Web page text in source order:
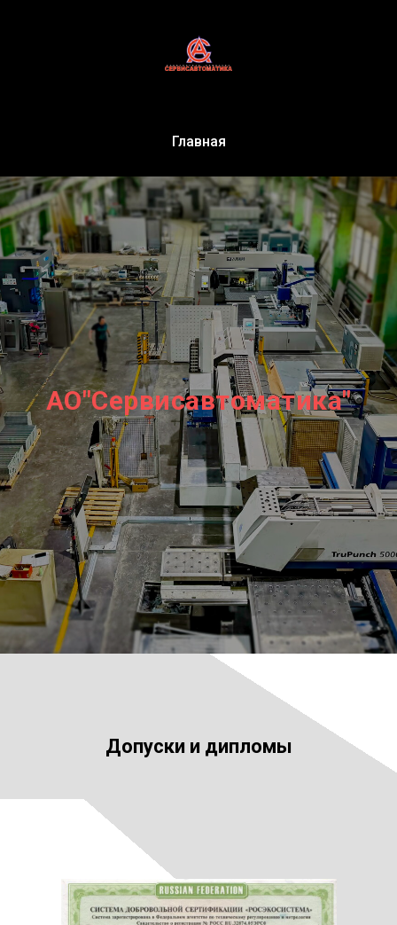
Главная
АО"Сервисавтоматика"
Допуски и дипломы